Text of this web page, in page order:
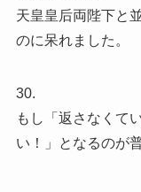
天皇皇后両陛下と
のに呆れました。
30.
もし「返さなくて
い！」となるのが